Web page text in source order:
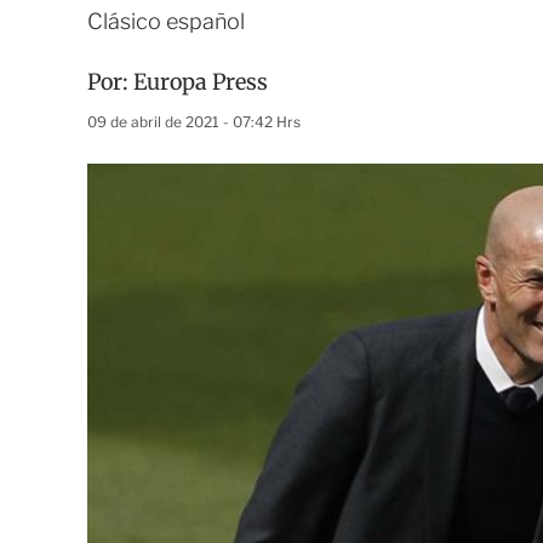
Clásico español
Por: Europa Press
09 de abril de 2021 - 07:42 Hrs